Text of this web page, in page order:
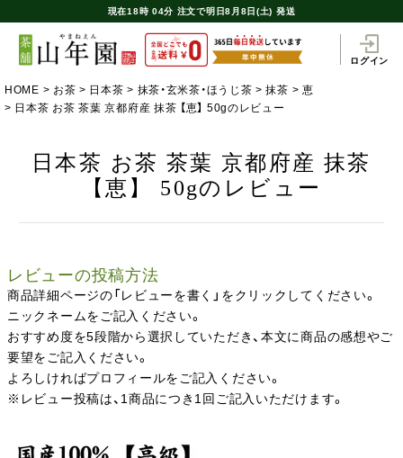
現在18時 04分 注文で明日8月8日(土) 発送
ログイン
HOME お茶 日本茶 抹茶・玄米茶・ほうじ茶 抹茶
恵
日本茶 お茶 茶葉 京都府産 抹茶 【恵】 50gのレビュー
日本茶 お茶 茶葉 京都府産 抹茶
【恵】 50gのレビュー
レビューの投稿方法
商品詳細ページの「レビューを書く」をクリックしてください。
ニックネームをご記入ください。
おすすめ度を5段階から選択していただき、本文に商品の感想やご
要望をご記入ください。
よろしければプロフィールをご記入ください。
※レビュー投稿は、1商品につき1回ご記入いただけます。